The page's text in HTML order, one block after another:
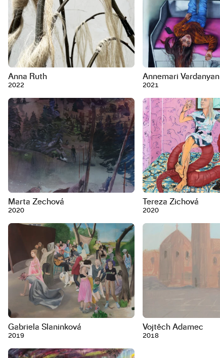
Anna Ruth
2022
Annemari Vardanyan
2021
Marta Zechová
2020
Tereza Zichová
2020
Gabriela Slaninková
2019
Vojtěch Adamec
2018